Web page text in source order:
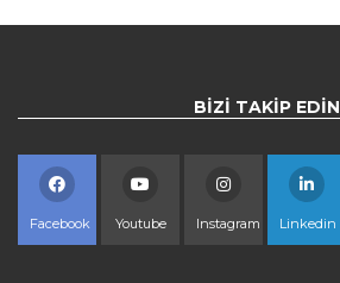
BIZI TAKIP EDIN
Facebook Youtube Instagram Linkedin